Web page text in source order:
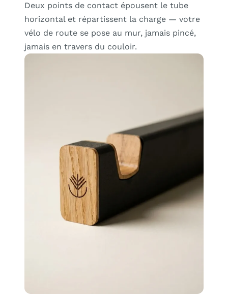
Deux points de contact épousent le tube
horizontal et répartissent la charge — votre
vélo de route se pose au mur, jamais pincé,
jamais en travers du couloir.